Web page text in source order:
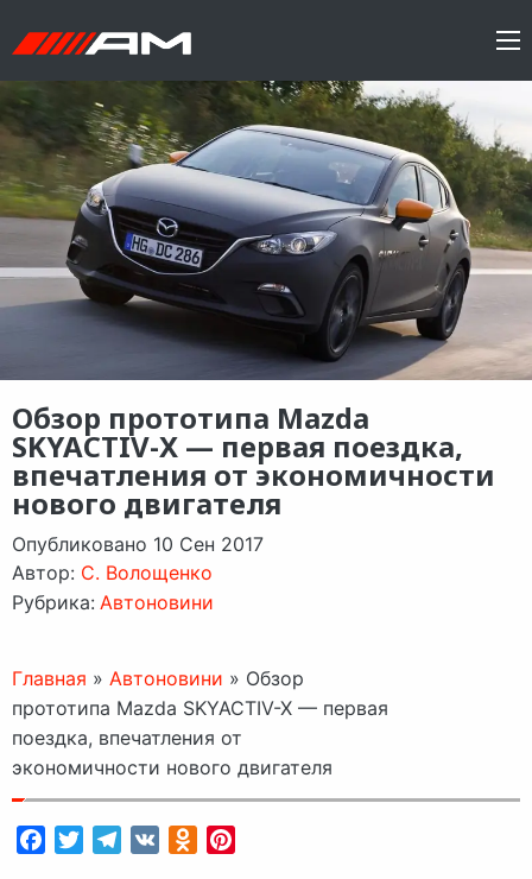
Обзор прототипа Mazda
SKYACTIV-X — первая поездка,
впечатления от экономичности
нового двигателя
Опубликовано 10 Сен 2017
Автор: C. Волощенко
Рубрика: Автоновини
Главная » Автоновини » Обзор
прототипа Mazda SKYACTIV-X — первая
поездка, впечатления от
экономичности нового двигателя
FacebookTwitterTelegram
VK Odnoklassniki